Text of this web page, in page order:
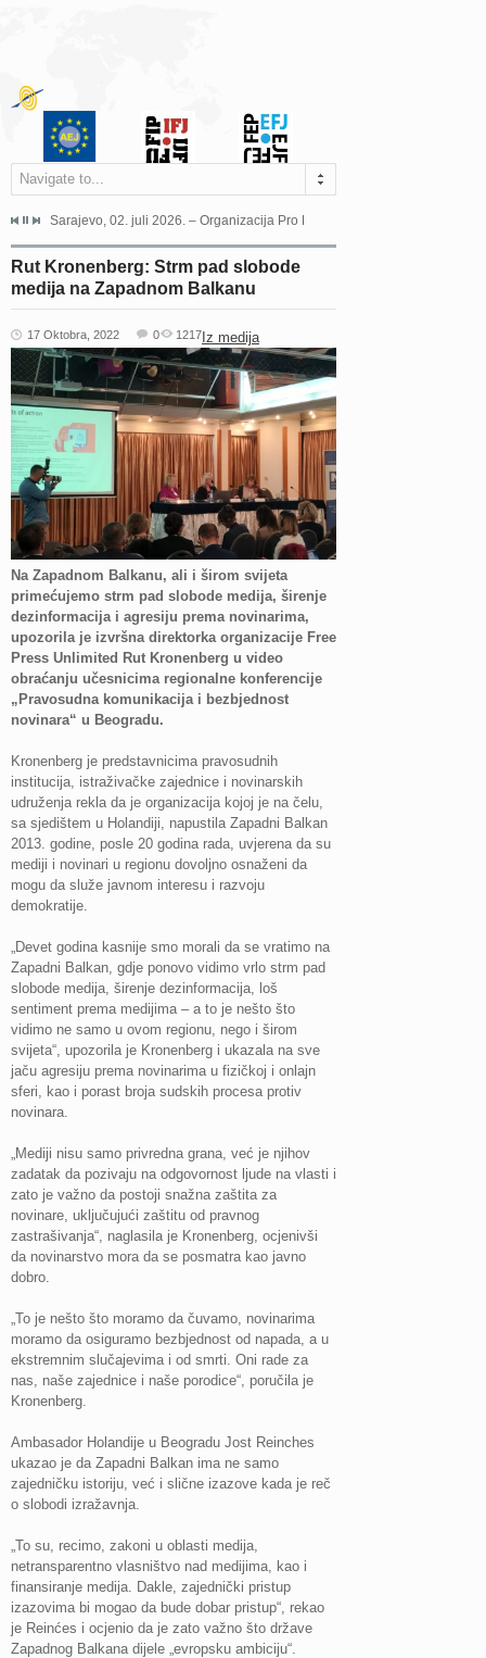
Navigate to...
Grada Sarajeva povodom Dana Sarajeva dugogodišnjoj...
Sarajevo, 02. juli 2026. – Organizacija Pro Educa juče je uspješno
Rut Kronenberg: Strm pad slobode
medija na Zapadnom Balkanu
17 Oktobra, 2022 Iz medija
0 1217
Na Zapadnom Balkanu, ali i širom svijeta
primećujemo strm pad slobode medija, širenje
dezinformacija i agresiju prema novinarima,
upozorila je izvršna direktorka organizacije Free
Press Unlimited Rut Kronenberg u video
obraćanju učesnicima regionalne konferencije
„Pravosudna komunikacija i bezbjednost
novinara“ u Beogradu.
Kronenberg je predstavnicima pravosudnih
institucija, istraživačke zajednice i novinarskih
udruženja rekla da je organizacija kojoj je na čelu,
sa sjedištem u Holandiji, napustila Zapadni Balkan
2013. godine, posle 20 godina rada, uvjerena da su
mediji i novinari u regionu dovoljno osnaženi da
mogu da služe javnom interesu i razvoju
demokratije.
„Devet godina kasnije smo morali da se vratimo na
Zapadni Balkan, gdje ponovo vidimo vrlo strm pad
slobode medija, širenje dezinformacija, loš
sentiment prema medijima – a to je nešto što
vidimo ne samo u ovom regionu, nego i širom
svijeta“, upozorila je Kronenberg i ukazala na sve
jaču agresiju prema novinarima u fizičkoj i onlajn
sferi, kao i porast broja sudskih procesa protiv
novinara.
„Mediji nisu samo privredna grana, već je njihov
zadatak da pozivaju na odgovornost ljude na vlasti i
zato je važno da postoji snažna zaštita za
novinare, uključujući zaštitu od pravnog
zastrašivanja“, naglasila je Kronenberg, ocjenivši
da novinarstvo mora da se posmatra kao javno
dobro.
„To je nešto što moramo da čuvamo, novinarima
moramo da osiguramo bezbjednost od napada, a u
ekstremnim slučajevima i od smrti. Oni rade za
nas, naše zajednice i naše porodice“, poručila je
Kronenberg.
Ambasador Holandije u Beogradu Jost Reinches
ukazao je da Zapadni Balkan ima ne samo
zajedničku istoriju, već i slične izazove kada je reč
o slobodi izražavnja.
„To su, recimo, zakoni u oblasti medija,
netransparentno vlasništvo nad medijima, kao i
finansiranje medija. Dakle, zajednički pristup
izazovima bi mogao da bude dobar pristup“, rekao
je Reinćes i ocjenio da je zato važno što države
Zapadnog Balkana dijele „evropsku ambiciju“.